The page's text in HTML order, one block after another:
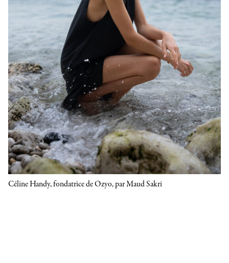
Céline Handy, fondatrice de Ozyo, par Maud Sakri